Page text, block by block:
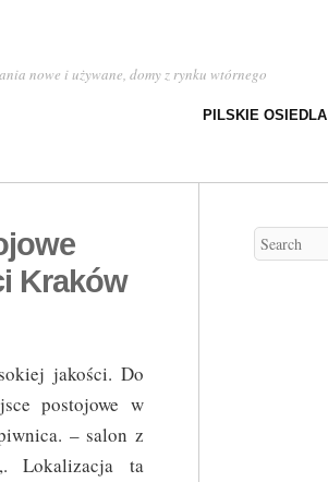
nowe i używane, domy z rynku wtórnego
PILSKIE OSIEDLA
Kraków
jakości. Do
postojowe w
– salon z
Lokalizacja ta